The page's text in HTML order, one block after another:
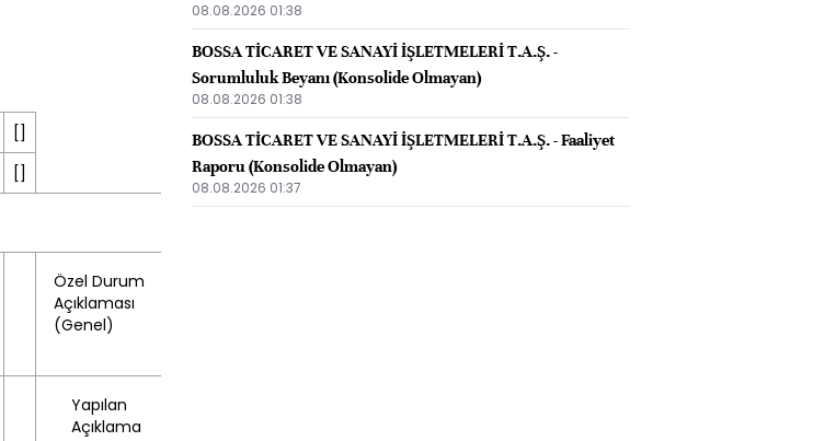
[]
[]
Türkçe
Özel Durum
Açıklaması
(Genel)
Yapılan
Açıklama
08.08.2026 01:38
BOSSA TİCARET VE SANAYİ İŞLETMELERİ T.A.Ş. -
Sorumluluk Beyanı (Konsolide Olmayan)
08.08.2026 01:38
BOSSA TİCARET VE SANAYİ İŞLETMELERİ T.A.Ş. - Faaliyet
Raporu (Konsolide Olmayan)
08.08.2026 01:37